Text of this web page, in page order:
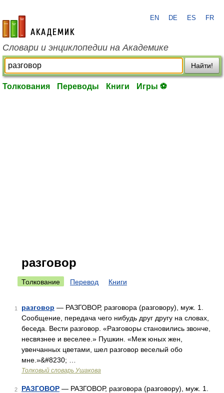
academic.ru
EN DE ES FR
Словари и энциклопедии на Академике
Найти!
Толкования Переводы Книги Игры ⚽
разговор
Толкование Перевод Книги
1 разговор — РАЗГОВОР, разговора (разговору), муж. 1.
Сообщение, передача чего нибудь друг другу на словах,
беседа. Вести разговор. «Разговоры становились звонче,
несвязнее и веселее.» Пушкин. «Меж юных жен,
увенчанных цветами, шел разговор веселый обо
мне.»&#8230; …
Толковый словарь Ушакова
2 РАЗГОВОР — РАЗГОВОР, разговора (разговору), муж. 1.